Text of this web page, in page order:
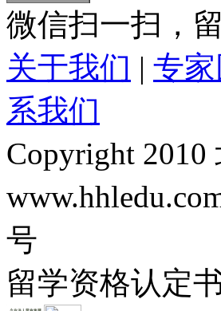
微信扫一扫，
关于我们 | 专家
系我们
Copyright
号
留学资格认定